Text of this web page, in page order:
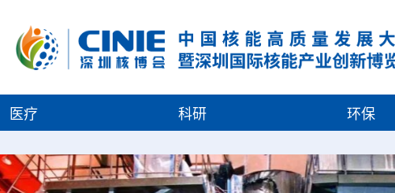
医疗 科研 环保